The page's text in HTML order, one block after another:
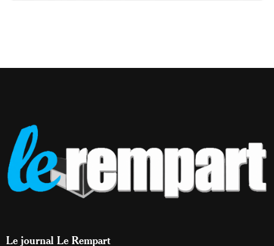
Le journal Le Rempart